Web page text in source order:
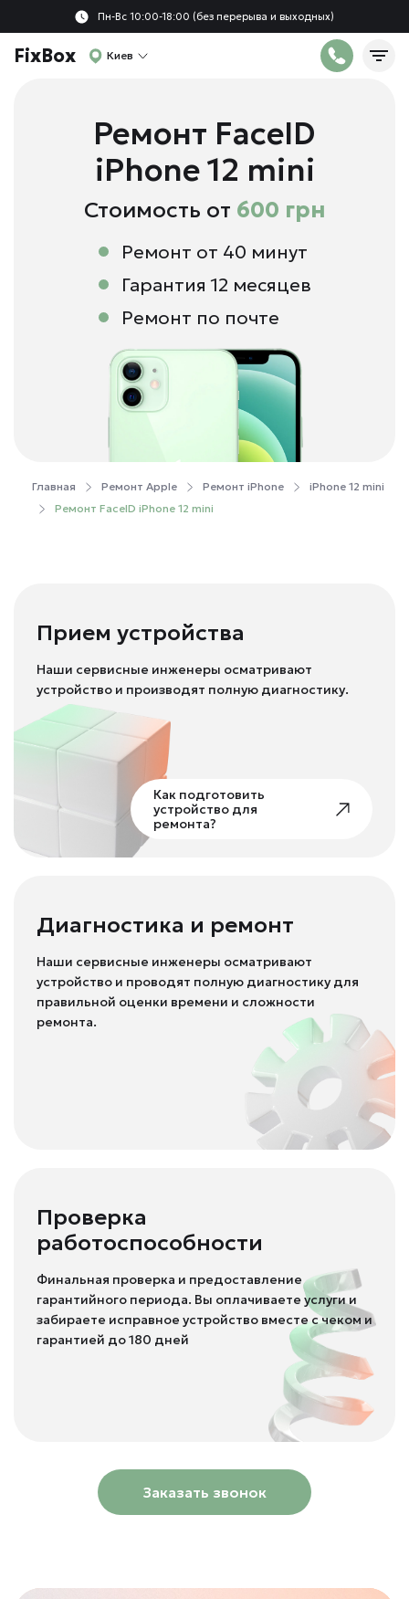
Пн-Вс 10:00-18:00 (без перерыва и выходных)
FixBox Киев
Ремонт FaceID
iPhone 12 mini
Стоимость от 600 грн
Ремонт от 40 минут
Гарантия 12 месяцев
Ремонт по почте
Главная Ремонт Apple Ремонт iPhone
iPhone 12 mini
Ремонт FaceID iPhone 12 mini
Прием устройства
Наши сервисные инженеры осматривают
устройство и производят полную диагностику.
Как подготовить
устройство для
ремонта?
Диагностика и ремонт
Наши сервисные инженеры осматривают
устройство и проводят полную диагностику для
правильной оценки времени и сложности
ремонта.
Проверка
работоспособности
Финальная проверка и предоставление
гарантийного периода. Вы оплачиваете услуги и
забираете исправное устройство вместе с чеком и
гарантией до 180 дней
Заказать звонок